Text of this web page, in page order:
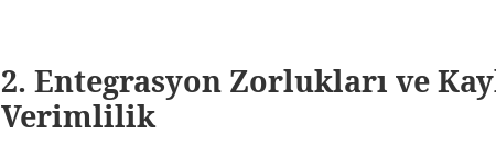
2. Entegrasyon Zorlukları ve
Verimlilik